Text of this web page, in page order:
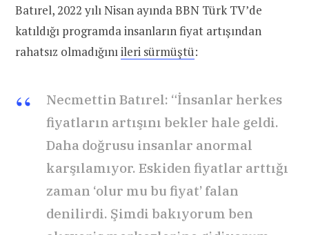
Batırel, 2022 yılı Nisan ayında BBN Türk TV’de
katıldığı programda insanların fiyat artışından
rahatsız olmadığınıileri sürmüştü:
Necmettin Batırel: “İnsanlar herkes
fiyatların artışını bekler hale geldi.
Daha doğrusu insanlar anormal
karşılamıyor. Eskiden fiyatlar arttığı
zaman ‘olur mu bu fiyat’ falan
denilirdi. Şimdi bakıyorum ben